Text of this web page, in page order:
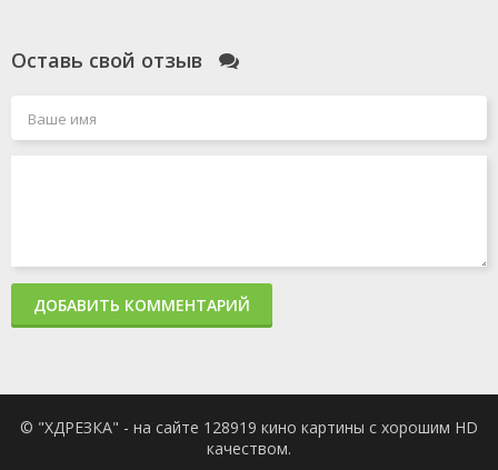
Оставь свой отзыв
ДОБАВИТЬ КОММЕНТАРИЙ
© "ХДРЕЗКА" - на сайте 128919 кино картины с хорошим HD
качеством.